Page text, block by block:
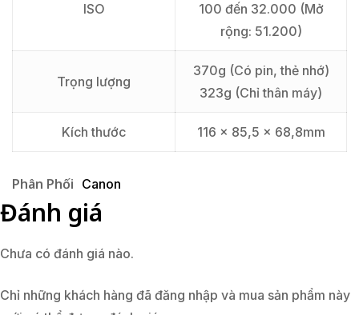
ISO
100 đến 32.000 (Mở
rộng: 51.200)
Trọng lượng
370g (Có pin, thẻ nhớ)
323g (Chỉ thân máy)
Kích thước 116 x 85,5 x 68,8mm
Phân Phối Canon
Đánh giá
Chưa có đánh giá nào.
Chỉ những khách hàng đã đăng nhập và mua sản phẩm này